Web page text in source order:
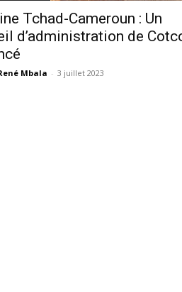
Tchad-Cameroun : Un
d’administration de
Mbala - 3 juillet 2023